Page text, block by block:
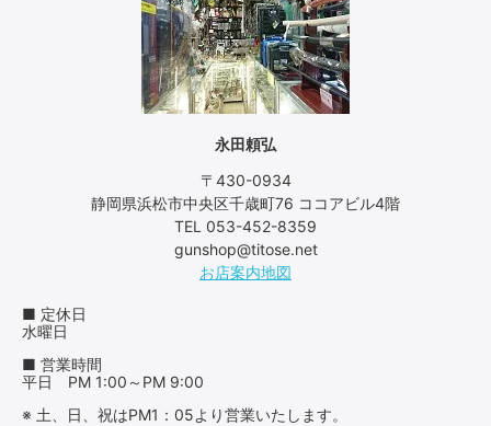
永田頼弘
〒430-0934
静岡県浜松市中央区千歳町76 ココアビル4階
TEL 053-452-8359
gunshop@titose.net
お店案内地図
■ 定休日
水曜日
■ 営業時間
平日 PM 1:00～PM 9:00
※ 土、日、祝はPM1：05より営業いたします。